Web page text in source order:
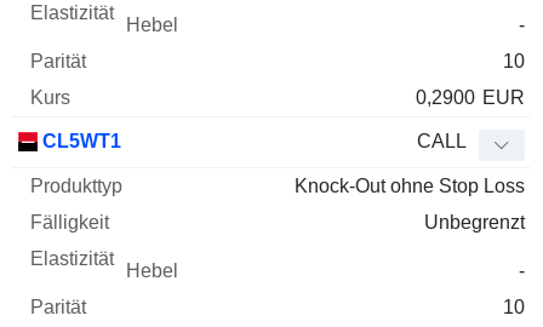
-
10
0,2900 EUR
CL5WT1 CALL
Knock-Out ohne Stop Loss
Unbegrenzt
-
10